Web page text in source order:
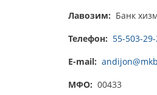
Лавозим: Банк
Телефон: 55-503-
E-mail:
МФО: 00433